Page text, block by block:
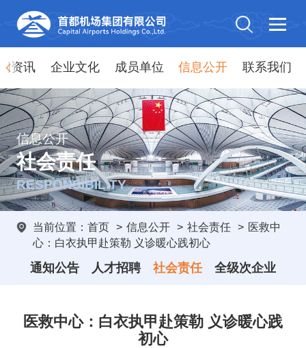
资讯 企业文化 成员单位 信息公开 联系我们
信息公开
社会责任
RESPONSIBILITY
当前位置： 首页 > 信息公开 > 社会责任 > 医救中
心：白衣执甲赴策勒 义诊暖心践初心
通知公告 人才招聘 社会责任 全级次企业
医救中心：白衣执甲赴策勒 义诊暖心践
初心